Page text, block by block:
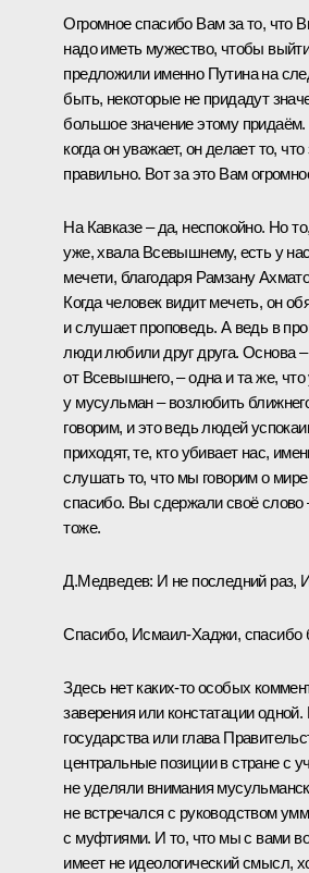
Огромное спасибо Вам за то, что
надо иметь мужество, чтобы
предложили именно Путина на
быть, некоторые не придадут
большое значение этому
когда он уважает, он делает то,
правильно. Вот за это Вам
На Кавказе – да, неспокойно. Но
уже, хвала Всевышнему, есть у
мечети, благодаря Рамзану
Когда человек видит мечеть, он
и слушает проповедь. А ведь в
люди любили друг друга. Основа –
от Всевышнего, – одна и та же, что
у мусульман – возлюбить
говорим, и это ведь людей
приходят, те, кто убивает нас,
слушать то, что мы говорим о
спасибо. Вы сдержали своё слово
тоже.
Д.Медведев: И не последний раз,
Спасибо, Исмаил-Хаджи, спасибо
Здесь нет каких‑то особых
заверения или констатации
государства или глава
центральные позиции в стране с
не уделяли внимания
не встречался с руководством
с муфтиями. И то, что мы с вами
имеет не идеологический смысл,